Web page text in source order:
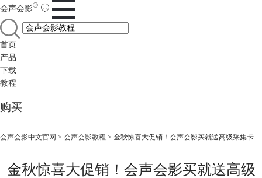
会声会影®
首页
产品
下载
教程
购买
会声会影中文官网 > 会声会影教程 > 金秋惊喜大促销！会声会影买就送高级采集卡
金秋惊喜大促销！会声会影买就送高级